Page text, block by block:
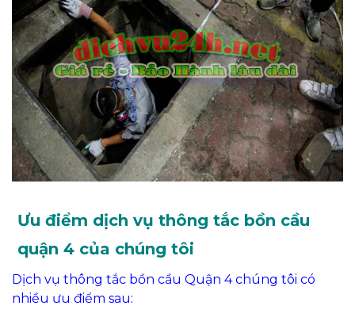
Ưu điểm dịch vụ thông tắc bồn cầu
quận 4 của chúng tôi
Dịch vụ thông tắc bồn cầu Quận 4 chúng tôi có
nhiều ưu điểm sau: